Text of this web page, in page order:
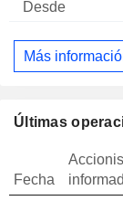
Más
Últimas
Fecha